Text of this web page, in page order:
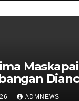
Maskapai
Mati OPM
ADMNEWS